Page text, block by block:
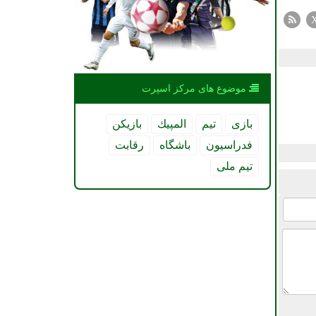
موضوع های مركز اسپرت
بازی تیم المپیك
بازیكن
فدراسیون
باشگاه
رقابت
تیم ملی